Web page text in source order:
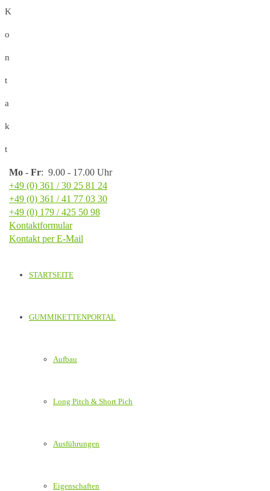
K
o
n
t
a
k
t
Mo - Fr: 9.00 - 17.00 Uhr
+49 (0) 361 / 30 25 81 24
+49 (0) 361 / 41 77 03 30
+49 (0) 179 / 425 50 98
Kontaktformular
Kontakt per E-Mail
STARTSEITE
GUMMIKETTENPORTAL
Aufbau
Long Pitch & Short Pich
Ausführungen
Eigenschaften